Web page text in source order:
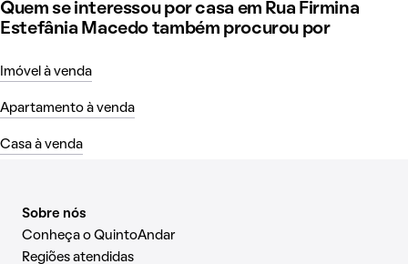
Quem se interessou por casa em Rua Firmina
Estefânia Macedo também procurou por
Imóvel à venda
Apartamento à venda
Casa à venda
Sobre nós
Conheça o QuintoAndar
Regiões atendidas